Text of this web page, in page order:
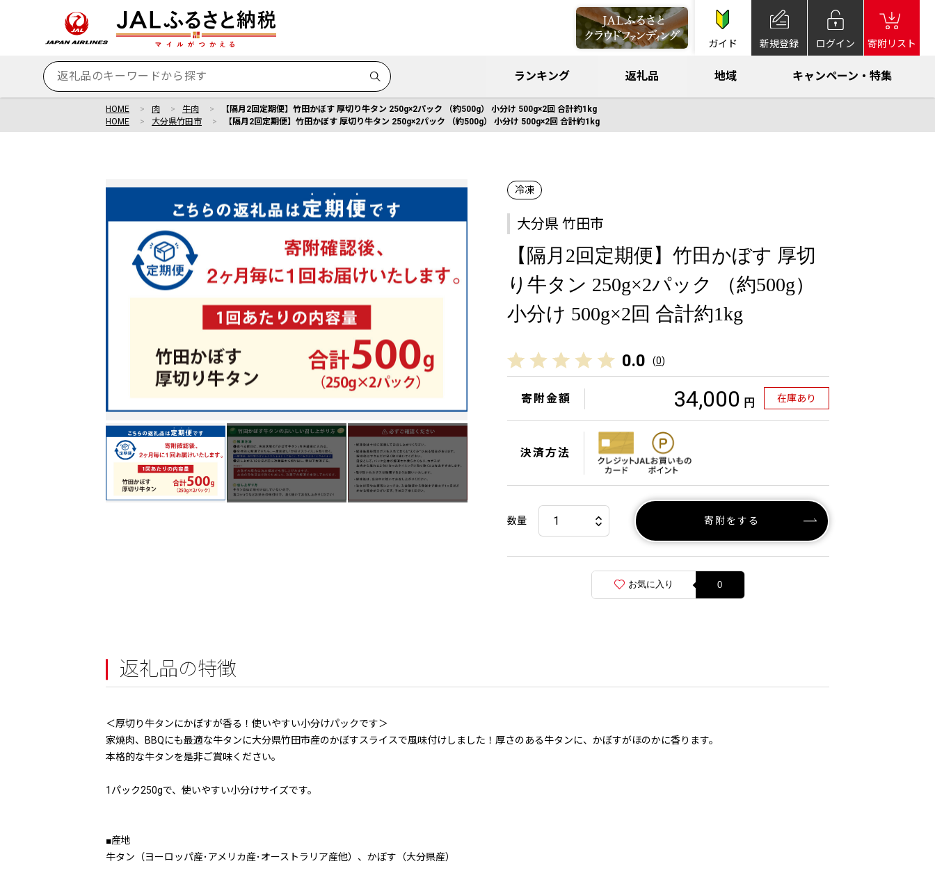
ガイド 新規登録 ログイン 寄附リスト
ランキング 返礼品 地域 キャンペーン・特集
HOME 肉 牛肉
【隔月2回定期便】竹田かぼす 厚切り牛タン 250g×2パック （約500g） 小分け 500g×2回 合計約1kg
HOME
大分県竹田市 【隔月2回定期便】竹田かぼす 厚切り牛タン 250g×2パック （約500g） 小分け 500g×2回 合計約1kg
冷凍
大分県 竹田市
【隔月2回定期便】竹田かぼす 厚切
り牛タン 250g×2パック （約500g）
小分け 500g×2回 合計約1kg
0.0 (0)
寄附金額 34,000 円 在庫あり
決済方法
数量 寄附をする
お気に入り 0
返礼品の特徴
＜厚切り牛タンにかぼすが香る！使いやすい小分けパックです＞
家焼肉、BBQにも最適な牛タンに大分県竹田市産のかぼすスライスで風味付けしました！厚さのある牛タンに、かぼすがほのかに香ります。
本格的な牛タンを是非ご賞味ください。
1パック250gで、使いやすい小分けサイズです。
■産地
牛タン（ヨーロッパ産･アメリカ産･オーストラリア産他）、かぼす（大分県産）